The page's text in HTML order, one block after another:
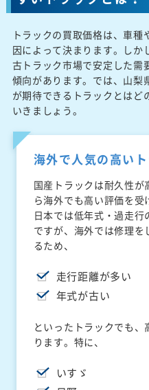
トラックの買取価格は、車
因によって決まります。しか
古トラック市場で安定した需
傾向があります。では、山梨
が期待できるトラックとはど
いきましょう。
海外で人気の高い
国産トラックは耐久性
ら海外でも高い評価を受
日本では低年式・過走
ですが、海外では修理
るため、
走行距離が多い
年式が古い
といったトラックでも
ります。特に、
いすゞ